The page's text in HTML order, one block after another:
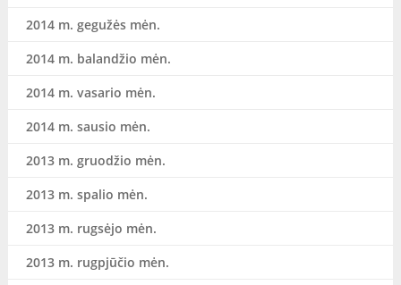
2014 m. gegužės mėn.
2014 m. balandžio mėn.
2014 m. vasario mėn.
2014 m. sausio mėn.
2013 m. gruodžio mėn.
2013 m. spalio mėn.
2013 m. rugsėjo mėn.
2013 m. rugpjūčio mėn.